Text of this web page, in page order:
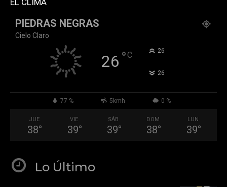
EL CLIMA
PIEDRAS NEGRAS
Cielo Claro
26 °C 26
26
77 % 5kmh 0 %
JUE
38°
VIE
39°
SÁB
39°
DOM
38°
LUN
39°
Lo Último